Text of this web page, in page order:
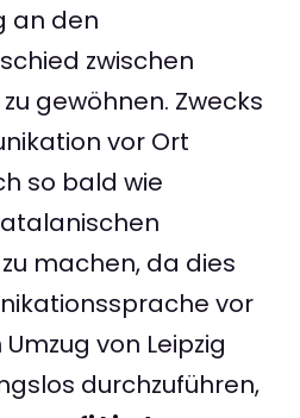
an den
zwischen
gewöhnen. Zwecks
vor Ort
so bald wie
machen, da dies
vor
von Leipzig
durchzuführen,